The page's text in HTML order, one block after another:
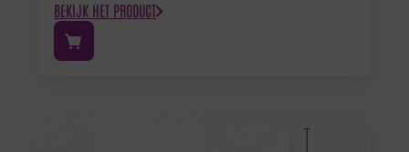
BEKIJK HET PRODUCT